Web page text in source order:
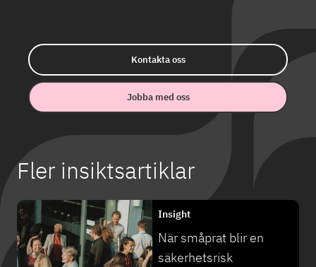
Kontakta oss
Jobba med oss
Fler insiktsartiklar
Insight
När småprat blir en
säkerhetsrisk